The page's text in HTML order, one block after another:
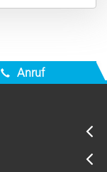
Anruf